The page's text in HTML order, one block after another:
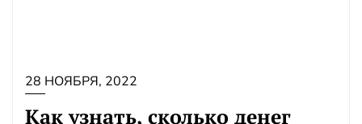
28 НОЯБРЯ, 2022
Как узнать, сколько денег